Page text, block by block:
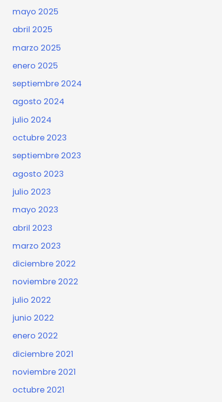
mayo 2025
abril 2025
marzo 2025
enero 2025
septiembre 2024
agosto 2024
julio 2024
octubre 2023
septiembre 2023
agosto 2023
julio 2023
mayo 2023
abril 2023
marzo 2023
diciembre 2022
noviembre 2022
julio 2022
junio 2022
enero 2022
diciembre 2021
noviembre 2021
octubre 2021